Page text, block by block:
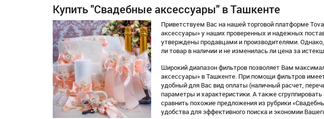
Купить "Свадебные аксессуары" в Ташкенте
Приветствуем Вас на нашей торговой платформе
аксессуары» у наших проверенных и надежных
утверждены продавцами и производителями.
ли товар в наличии и не изменилась ли цена за
Широкий диапазон фильтров позволяет Вам
аксессуары» в Ташкенте. При помощи фильтров
удобный для Вас вид оплаты (наличный расчет,
параметры и характеристики. А также
сравнить похожие предложения из рубрики
удобства для эффективного поиска и экономии